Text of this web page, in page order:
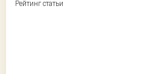
Рейтинг статьи